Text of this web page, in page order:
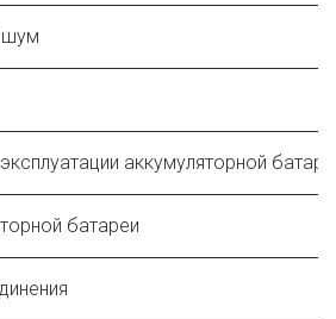
шум
аккумуляторной
батареи